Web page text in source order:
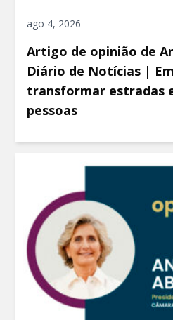
ago 4, 2026
Artigo de opinião de
Diário de Notícias |
transformar estradas
pessoas